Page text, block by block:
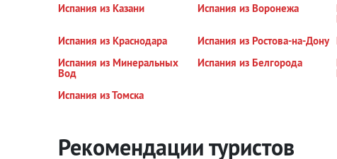
Испания из Казани Испания из Воронежа
Испания из Краснодара Испания из Ростова-на-Дону
Испания из Минеральных
Вод
Испания из Белгорода
Испания из Томска
Рекомендации туристов